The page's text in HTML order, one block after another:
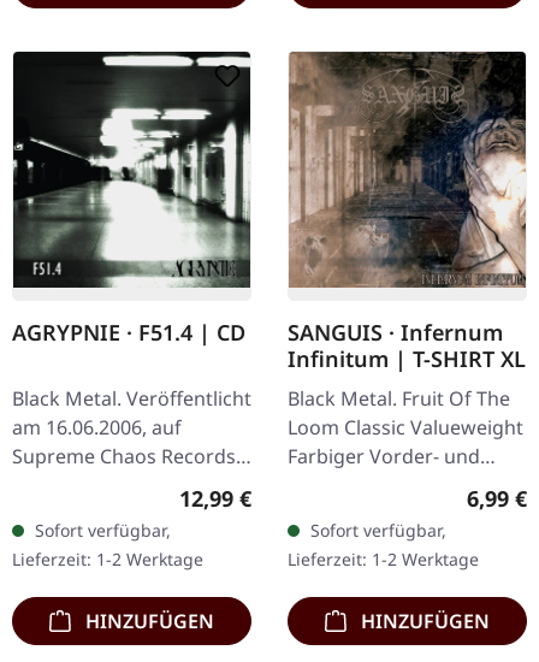
AGRYPNIE · F51.4 | CD
Black Metal. Veröffentlicht
am 16.06.2006, auf
Supreme Chaos Records.
CD im Jewelcase mit 12-
seitigem Booklet. Als
Agrypnie 2006 „F51.4"…
Regulärer Preis:
12,99 €
Sofort verfügbar,
Lieferzeit: 1-2 Werktage
HINZUFÜGEN
SANGUIS · Infernum
Infinitum | T-SHIRT XL
Black Metal. Fruit Of The
Loom Classic Valueweight
Farbiger Vorder- und
6,99 €
Sofort verfügbar,
Lieferzeit: 1-2 Werktage
HINZUFÜGEN